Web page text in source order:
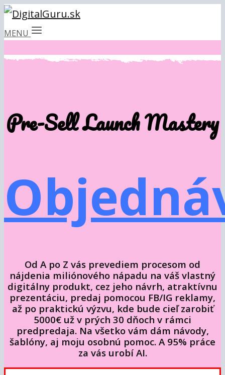
MENU
Pre-Sell Launch Mastery
Od A po Z vás prevediem procesom od
nájdenia miliónového nápadu na váš vlastný
digitálny produkt, cez jeho návrh, atraktívnu
prezentáciu, predaj pomocou FB/IG reklamy,
až po praktickú výzvu, kde bude cieľ zarobiť
5000€ už v prých 30 dňoch v rámci
predpredaja. Na všetko vám dám návody,
šablóny, aj moju osobnú pomoc. A 95% práce
za vás urobí AI.